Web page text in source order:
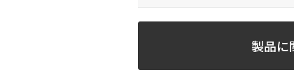
製品に